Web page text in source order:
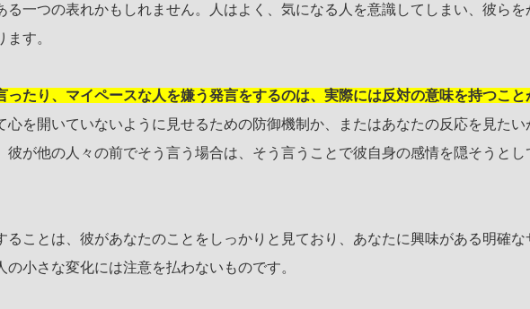
る一つの表れかもしれません。人はよく、気になる人を意識してしまい、彼らを
す。
ったり、マイペースな人を嫌う発言をするのは、実際には反対の意味を持つこと
心を開いていないように見せるための防御機制か、またはあなたの反応を見たい
彼が他の人々の前でそう言う場合は、そう言うことで彼自身の感情を隠そうとし
ることは、彼があなたのことをしっかりと見ており、あなたに興味がある明確な
小さな変化には注意を払わないものです。